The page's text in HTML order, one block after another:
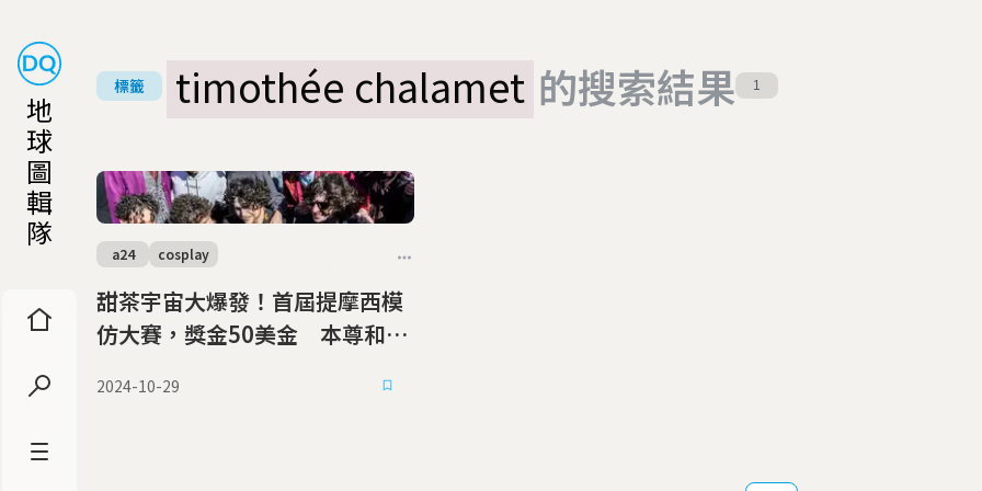
地
球
圖
輯
隊
標籤 timothée chalamet 的搜索結果 1
甜茶宇宙大爆發！首屆提摩西模
仿大賽，獎金50美金 本尊和警
a24 cosplay
2024-10-29